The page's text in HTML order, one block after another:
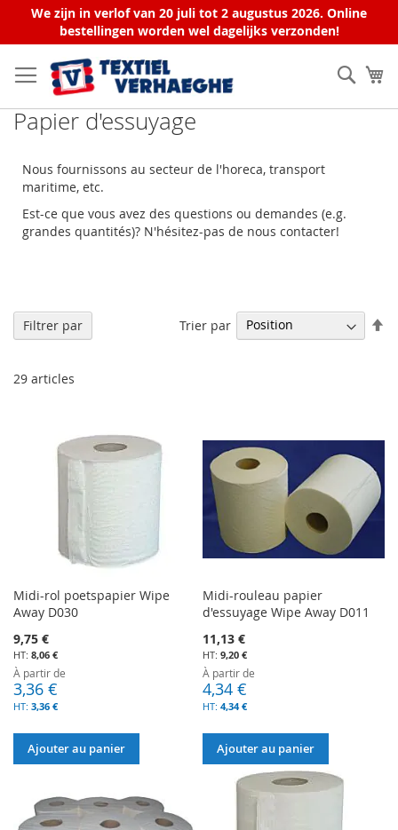
We zijn in verlof van 20 juli tot 2 augustus 2026. Online
bestellingen worden wel dagelijks verzonden!
au
contenu
Papier d'essuyage
Nous fournissons au secteur de l'horeca, transport
maritime, etc.
Est-ce que vous avez des questions ou demandes (e.g.
grandes quantités)? N'hésitez-pas de nous contacter!
Filtrer par
29 articles
Trier par
Midi-rol poetspapier Wipe
Away D030
9,75 €
8,06 €
À partir de
3,36 €
3,36 €
Ajouter au panier
Midi-rouleau papier
d'essuyage Wipe Away D011
11,13 €
9,20 €
À partir de
4,34 €
4,34 €
Ajouter au panier